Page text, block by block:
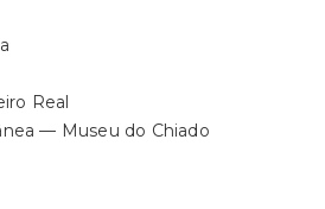
Real
— Museu do Chiado